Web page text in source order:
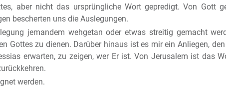
aber nicht das ursprüngliche Wort gepredigt. Von Gott
bescherten uns die Auslegungen.
jemandem wehgetan oder etwas streitig gemacht
Gottes zu dienen. Darüber hinaus ist es mir ein Anliegen,
erwarten, zu zeigen, wer Er ist. Von Jerusalem ist das
werden.